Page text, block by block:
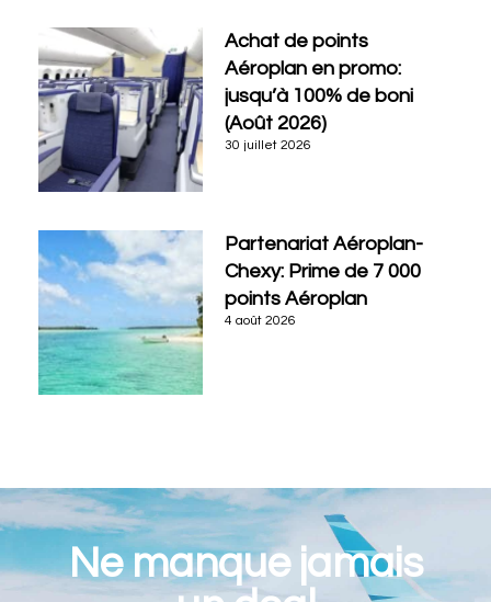
Achat de points
Aéroplan en promo:
jusqu’à 100% de boni
(Août 2026)
30 juillet 2026
Partenariat Aéroplan-
Chexy: Prime de 7 000
points Aéroplan
4 août 2026
Ne manque jamais